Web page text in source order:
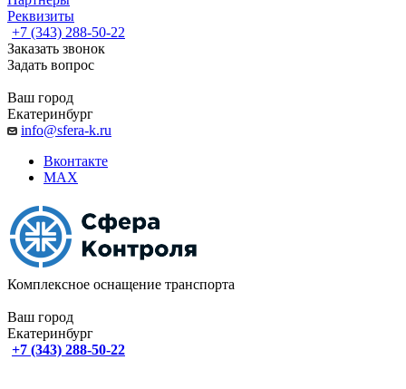
Реквизиты
+7 (343) 288-50-22
Заказать звонок
Задать вопрос
Ваш город
Екатеринбург
info@sfera-k.ru
Вконтакте
MAX
Комплексное оснащение транспорта
Ваш город
Екатеринбург
+7 (343) 288-50-22